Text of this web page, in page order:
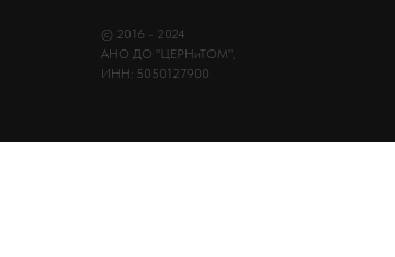
© 2016 - 2024
АНО ДО "ЦЕРНиТОМ",
ИНН: 5050127900